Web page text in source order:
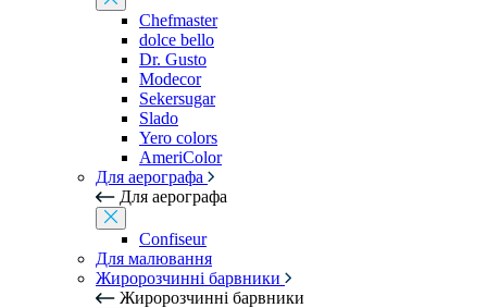
Chefmaster
dolce bello
Dr. Gusto
Modecor
Sekersugar
Slado
Yero colors
AmeriColor
Для аерографа
Для аерографа
Confiseur
Для малювання
Жиророзчинні барвники
Жиророзчинні барвники